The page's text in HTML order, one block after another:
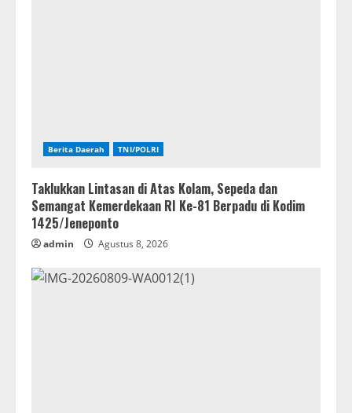
Berita Daerah TNI/POLRI
Taklukkan Lintasan di Atas Kolam, Sepeda dan
Semangat Kemerdekaan RI Ke-81 Berpadu di Kodim
1425/Jeneponto
admin Agustus 8, 2026